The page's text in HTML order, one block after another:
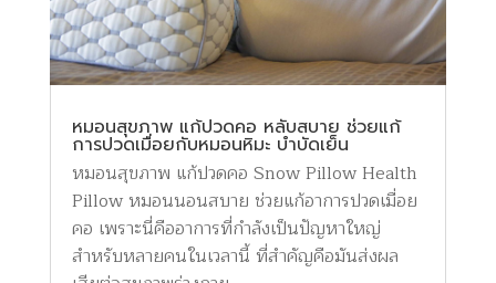
หมอนสุขภาพ แก้ปวดคอ หลับสบาย ช่วยแก้
การปวดเมื่อยกับหมอนหิมะ บำบัดเย็น
หมอนสุขภาพ แก้ปวดคอ Snow Pillow Health
Pillow หมอนนอนสบาย ช่วยแก้อาการปวดเมื่อย
คอ เพราะนี่คืออาการที่กำลังเป็นปัญหาใหญ่
สำหรับหลายคนในเวลานี้ ที่สำคัญคือมันส่งผล